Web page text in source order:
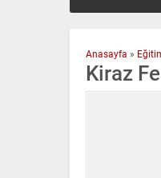
Anasayfa »
Kiraz